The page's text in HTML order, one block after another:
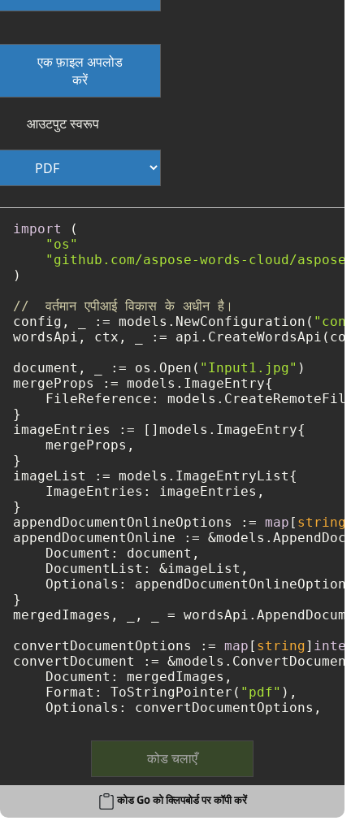
एक फ़ाइल अपलोड
करें
आउटपुट स्वरूप
import
(
"os"
"github.com/aspose-words-cloud/
)
//  वर्तमान एपीआई विकास के अधीन है।
config, _ := models.NewConfiguration(
wordsApi, ctx, _ :=
document, _ := os.Open( "Input1.jpg" )
mergeProps := models.ImageEntry{
FileReference:
}
imageEntries := []models.ImageEntry{
    mergeProps,
}
imageList := models.ImageEntryList{
    ImageEntries: imageEntries,
}
appendDocumentOnlineOptions := map [ string
appendDocumentOnline :=
    Document: document,
    DocumentList: &imageList,
    Optionals: appendDocumentOnlineOptions,
}
mergedImages, _, _ =
convertDocumentOptions := map [ string]
convertDocument :=
    Document: mergedImages,
    Format: ToStringPointer(
"pdf" ),
कोड चलाएँ
कोड Go को क्लिपबोर्ड पर कॉपी करें